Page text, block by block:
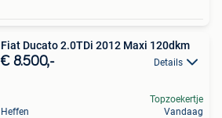
Fiat Ducato 2.0TDi 2012 Maxi 120dkm
€ 8.500,- Details
Heffen
Topzoekertje
Vandaag